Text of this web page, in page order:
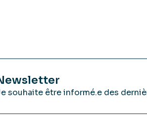
souhaite être informé.e des